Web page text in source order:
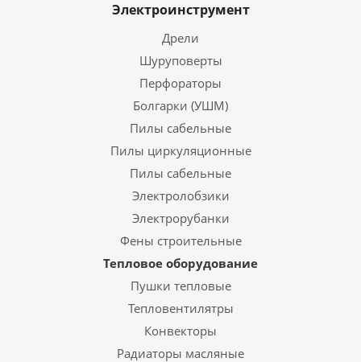
Электроинструмент
Дрели
Шуруповерты
Перфораторы
Болгарки (УШМ)
Пилы сабельные
Пилы циркуляционные
Пилы сабельные
Электролобзики
Электрорубанки
Фены строительные
Тепловое оборудование
Пушки тепловые
Тепловентилятры
Конвекторы
Радиаторы масляные